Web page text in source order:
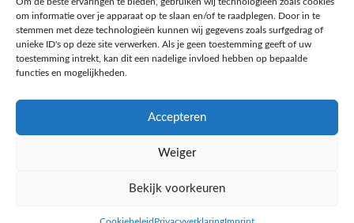
om informatie over je apparaat op te slaan en/of te raadplegen. Door in te
stemmen met deze technologieën kunnen wij gegevens zoals surfgedrag of
unieke ID's op deze site verwerken. Als je geen toestemming geeft of uw
toestemming intrekt, kan dit een nadelige invloed hebben op bepaalde
functies en mogelijkheden.
Accepteren
Weiger
Bekijk voorkeuren
Ontdek de beste keto-vriendelijke keuzes van Albert Heijn, verrijk je
kennis met onze diepgaande blogs over het keto-dieet, en deel jouw
favoriete keto recepten in onze bruisende online gemeenschap!
Ketomaaltijd.nl 2025